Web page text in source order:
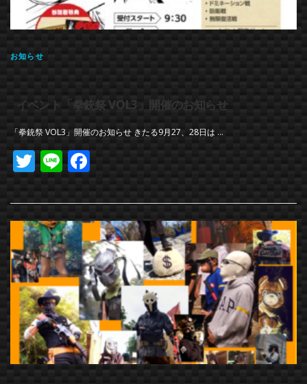
お知らせ
イベント「拳銃祭 VOL3」開催のお知らせ
「拳銃祭 VOL3」開催のお知らせ きたる9月27、28日は …
Twitter
Line